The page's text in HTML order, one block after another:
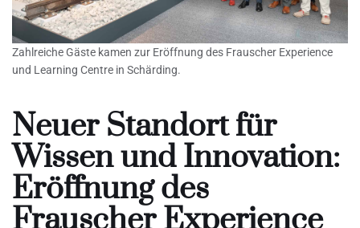
Zahlreiche Gäste kamen zur Eröffnung des Frauscher Experience
und Learning Centre in Schärding.
Neuer Standort für
Wissen und Innovation:
Eröffnung des